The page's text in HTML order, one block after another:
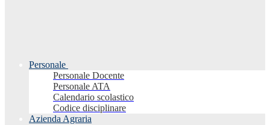
Personale
Personale Docente
Personale ATA
Calendario scolastico
Codice disciplinare
Azienda Agraria